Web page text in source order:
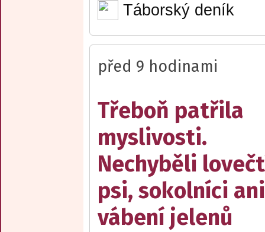
Táborský deník
před 9 hodinami
Třeboň patřila
myslivosti.
Nechyběli
psi, sokolníci ani
vábení jelenů